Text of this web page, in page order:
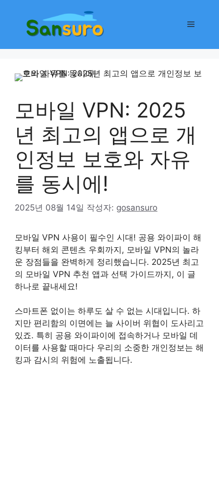
메
모바일 VPN: 2025
년 최고의 앱으로 개
인정보 보호와 자유
를 동시에!
2025년 08월 14일 작성자: gosansuro
모바일 VPN 사용이 필수인 시대! 공용 와이파이 해
킹부터 해외 콘텐츠 우회까지, 모바일 VPN의 놀라
운 장점들을 완벽하게 정리했습니다. 2025년 최고
의 모바일 VPN 추천 앱과 선택 가이드까지, 이 글
하나로 끝내세요!
스마트폰 없이는 하루도 살 수 없는 시대입니다. 하
지만 편리함의 이면에는 늘 사이버 위협이 도사리고
있죠. 특히 공용 와이파이에 접속하거나 모바일 데
이터를 사용할 때마다 우리의 소중한 개인정보는 해
킹과 감시의 위험에 노출됩니다.